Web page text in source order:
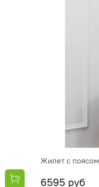
Жилет с поясом
6595 руб